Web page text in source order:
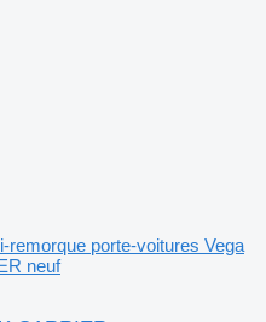
remorque porte-voitures Vega
neuf